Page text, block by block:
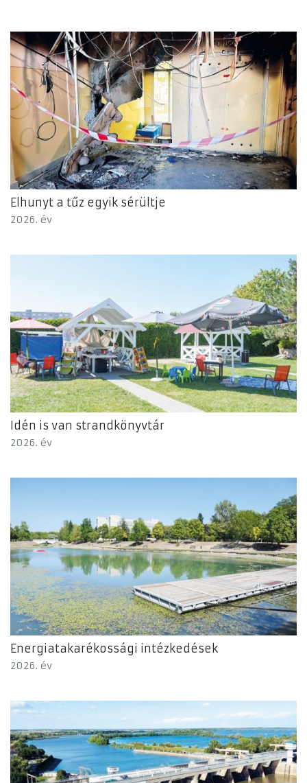
Elhunyt a tűz egyik sérültje
2026. év
Idén is van strandkönyvtár
2026. év
Energiatakarékossági intézkedések
2026. év